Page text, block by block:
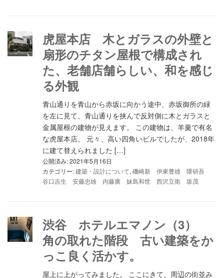
虎屋本店 木とガラスの外壁と
扇形のチタン屋根で構成され
た、老舗店舗らしい、和を感じ
る外観
青山通りを青山から赤坂に向かう途中、赤坂御所の緑
を左に見て、青山通りを挟んで反対側に木とガラスと
金属屋根の建物が見えます。 この建物は、羊羹で有名
な虎屋本店。 元々、高い四角いビルでしたが、2018年
に建て替えられました […]
公開済み: 2021年5月16日
カテゴリー:建築・設計について, 磯崎新 伊東豊雄 隈研吾
谷口吉生 安藤忠雄 内藤廣 妹島和世 西沢立衛 坂茂
渋谷 ホテルエマノン（3）
角の取れた階段 古い建築をか
っこ良く活かす。
屋上に上がってみました。 ここにきて、周辺の街並み